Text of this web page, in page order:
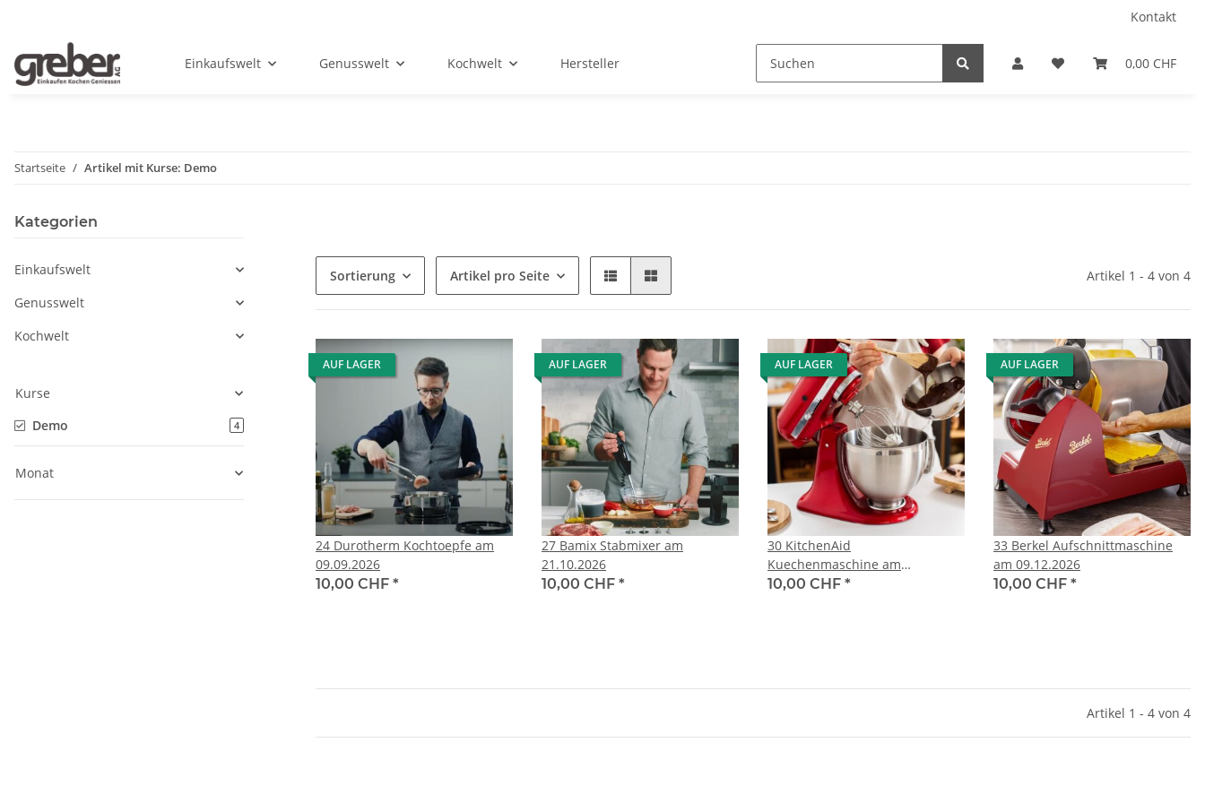
Kontakt
0,00 CHF
Einkaufswelt Genusswelt Kochwelt Hersteller
Startseite Artikel mit Kurse: Demo
Sortierung Artikel pro Seite Artikel 1 - 4 von 4
AUF LAGER
24 Durotherm Kochtoepfe am
09.09.2026
10,00 CHF *
AUF LAGER
27 Bamix Stabmixer am
21.10.2026
10,00 CHF *
AUF LAGER
30 KitchenAid
Kuechenmaschine am
11.11.2026
10,00 CHF *
AUF LAGER
33 Berkel Aufschnittmaschine
am 09.12.2026
10,00 CHF *
Artikel 1 - 4 von 4
Kategorien
Einkaufswelt
Genusswelt
Kochwelt
Kurse
Demo
4
Monat